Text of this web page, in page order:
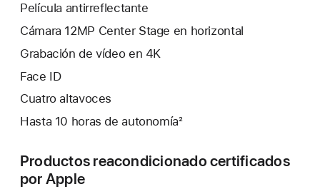
Película antirreflectante
Cámara 12MP Center Stage en horizontal
Grabación de vídeo en 4K
Face ID
Cuatro altavoces
Hasta 10 horas de autonomía²
Productos reacondicionado certificados
por Apple